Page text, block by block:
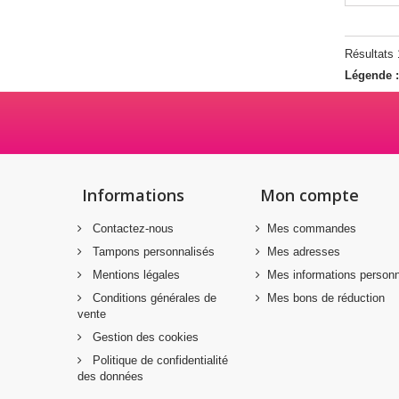
Résultats
Légende :
Informations
Contactez-nous
Tampons personnalisés
Mentions légales
Conditions générales de
vente
Gestion des cookies
Politique de confidentialité
des données
Mon compte
Mes commandes
Mes adresses
Mes informations
Mes bons de réduction